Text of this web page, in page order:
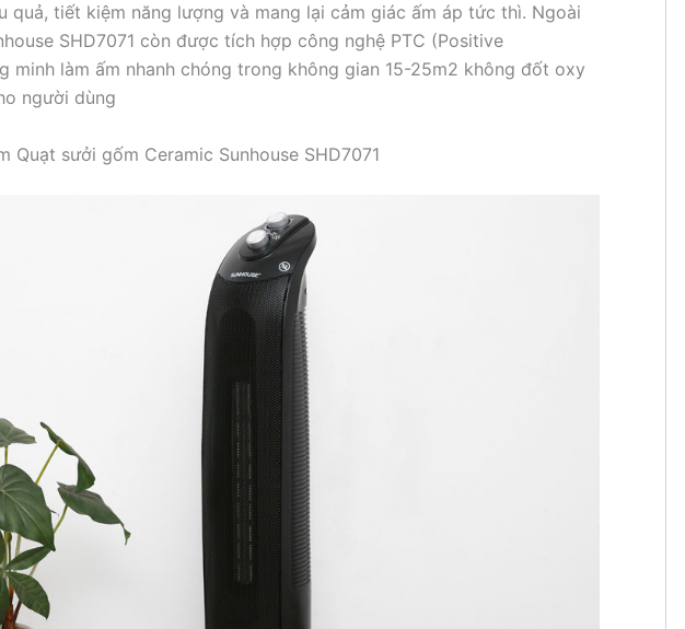
quả, tiết kiệm năng lượng và mang lại cảm giác ấm áp tức thì. Ngoài
SHD7071 còn được tích hợp công nghệ PTC (Positive
minh làm ấm nhanh chóng trong không gian 15-25m2 không đốt oxy
người dùng
Quạt sưởi gốm Ceramic Sunhouse SHD7071